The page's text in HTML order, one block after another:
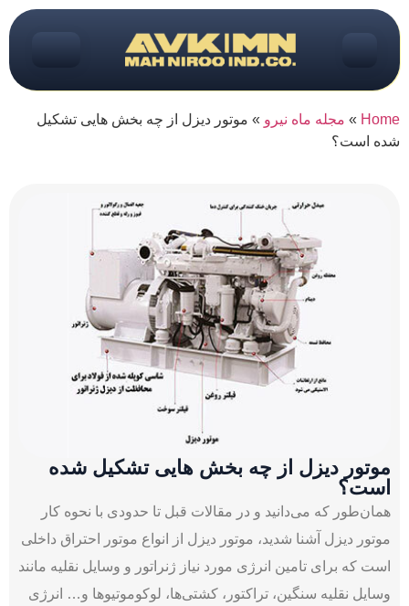
Home
» مجله ماه نیرو » موتور دیزل از چه بخش هایی تشکیل
شده است؟
موتور دیزل از چه بخش هایی تشکیل شده
است؟
همان‌طور که می‌دانید و در مقالات قبل تا حدودی با نحوه کار
موتور دیزل آشنا شدید، موتور دیزل از انواع موتور احتراق داخلی
است که برای تامین انرژی مورد نیاز ژنراتور و وسایل نقلیه مانند
وسایل نقلیه سنگین، تراکتور، کشتی‌ها، لوکوموتیوها و… انرژی